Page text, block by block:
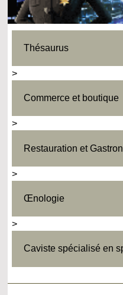
Thésaurus
>
Commerce et boutique
>
Restauration et
>
Œnologie
>
Caviste spécialisé en